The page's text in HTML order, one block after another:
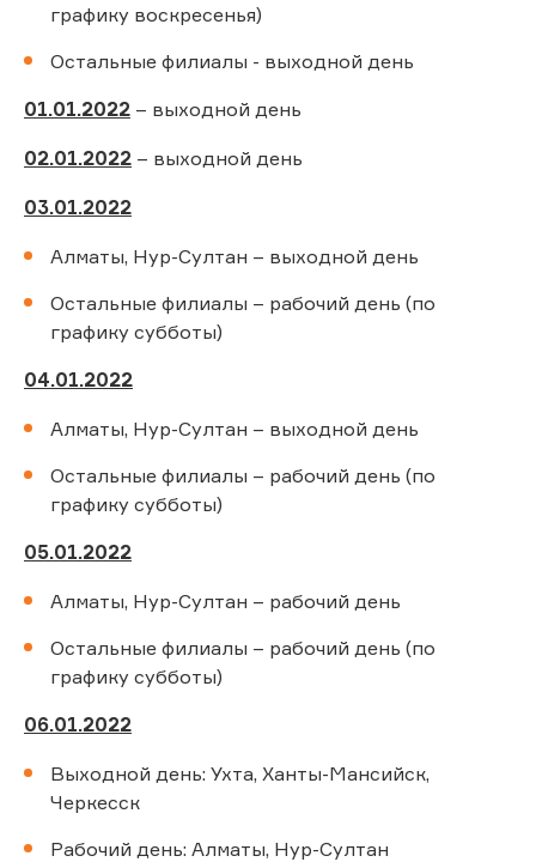
графику воскресенья)
Остальные филиалы - выходной день
01.01.2022 – выходной день
02.01.2022 – выходной день
03.01.2022
Алматы, Нур-Султан – выходной день
Остальные филиалы – рабочий день (по
графику субботы)
04.01.2022
Алматы, Нур-Султан – выходной день
Остальные филиалы – рабочий день (по
графику субботы)
05.01.2022
Алматы, Нур-Султан – рабочий день
Остальные филиалы – рабочий день (по
графику субботы)
06.01.2022
Выходной день: Ухта, Ханты-Мансийск,
Черкесск
Рабочий день: Алматы, Нур-Султан